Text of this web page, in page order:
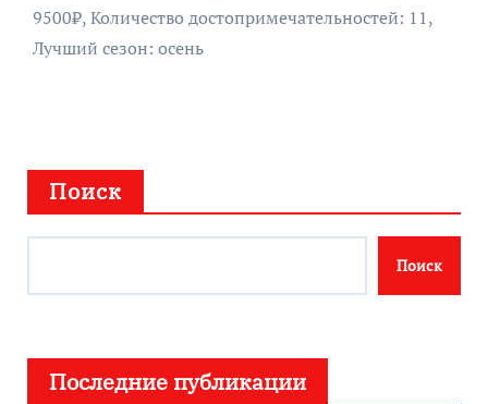
9500₽, Количество достопримечательностей: 11,
Лучший сезон: осень
Поиск
Поиск
Последние публикации